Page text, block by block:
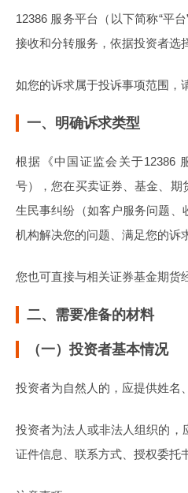
12386 服务平台（以下简称“平
接收和分转服务，依据投资者选
如您的诉求属于投诉事项范围，
一、明确诉求类型
根据《中国证监会关于12386
号），您在买卖证券、基金、
生民事纠纷（如客户服务问题
机构解决您的问题、满足您的诉
您也可直接与相关证券基金期货
二、需要准备的材料
（一）投资者基本情况
投资者为自然人的，应提供姓名
投资者为法人或非法人组织的
证件信息、联系方式、授权委托